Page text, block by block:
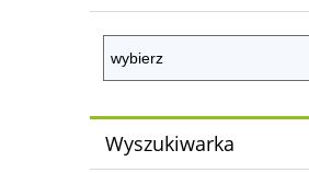
Wyszukiwarka